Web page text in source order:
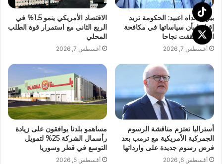
بيرام الداه اعبيد: الحكومة تريد
إقناعنا بأن سياساتها في مكافحة
الفقر حققت نجاحا
أغسطس 7, 2026
الاقتصاد الأمريكي ينمو 1.5% في
الربع الثاني مع استمرار قوة الطلب
المحلي
أغسطس 7, 2026
أستراليا تعتزم مناقشة الرسوم
الجمركية الأمريكية مع ترمب بعد
فرض رسوم جديدة على وارداتها
أغسطس 6, 2026
مساهمو بلدنا يوافقون على زيادة
رأسمال الشركة 25% لتمويل
التوسع في قطر وسوريا
أغسطس 5, 2026